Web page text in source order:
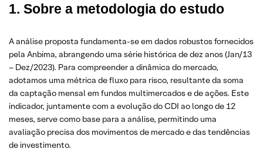
1. Sobre a metodologia do estudo
A análise proposta fundamenta-se em dados robustos fornecidos
pela Anbima, abrangendo uma série histórica de dez anos (Jan/13
– Dez/2023). Para compreender a dinâmica do mercado,
adotamos uma métrica de fluxo para risco, resultante da soma
da captação mensal em fundos multimercados e de ações. Este
indicador, juntamente com a evolução do CDI ao longo de 12
meses, serve como base para a análise, permitindo uma
avaliação precisa dos movimentos de mercado e das tendências
de investimento.